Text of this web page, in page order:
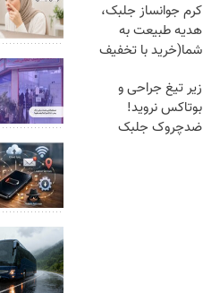
کرم جوانساز جلبک،
هدیه طبیعت به
شما(خرید با تخفیف
زیر تیغ جراحی و
بوتاکس نروید!
ضدچروک جلبک